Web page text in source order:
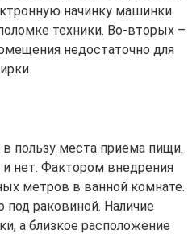
начинку машинки.
техники. Во-вторых –
недостаточно для
пользу места приема пищи.
нет. Фактором внедрения
метров в ванной комнате.
под раковиной. Наличие
а близкое расположение